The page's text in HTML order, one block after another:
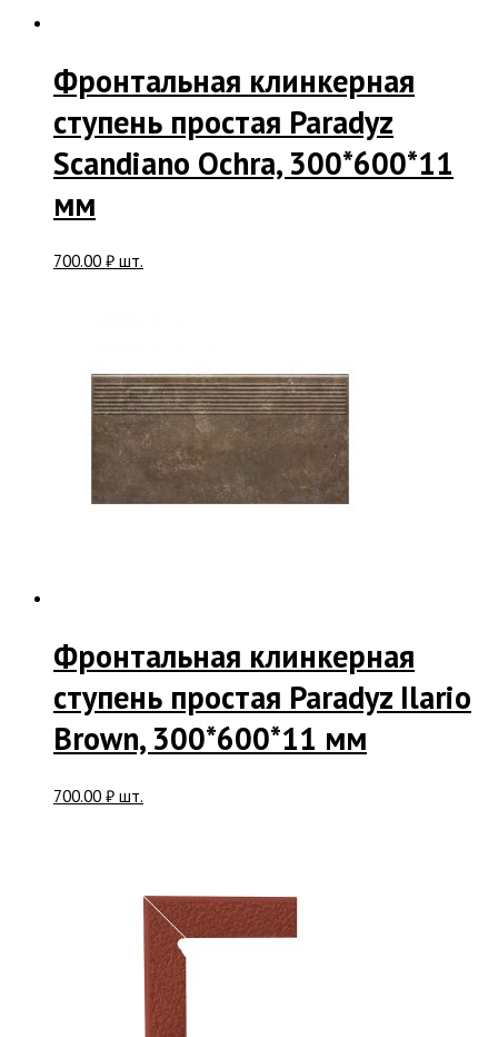
Фронтальная клинкерная
ступень простая Paradyz
Scandiano Ochra, 300*600*11
мм
700.00 ₽ шт.
Фронтальная клинкерная
ступень простая Paradyz Ilario
Brown, 300*600*11 мм
700.00 ₽ шт.